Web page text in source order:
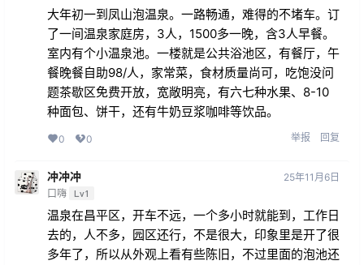
大年初一到凤山泡温泉。一路畅通，难得的不堵车。订
了一间温泉家庭房，3人，1500多一晚，含3人早餐。
室内有个小温泉池。一楼就是公共浴池区，有餐厅，午
餐晚餐自助98/人，家常菜，食材质量尚可，吃饱没问
题茶歇区免费开放，宽敞明亮，有六七种水果、8-10
种面包、饼干，还有牛奶豆浆咖啡等饮品。
0 0 举报 回复
冲冲冲
口嗨 Lv1
25年11月6日
温泉在昌平区，开车不远，一个多小时就能到，工作日
去的，人不多，园区还行，不是很大，印象里是开了很
多年了，所以从外观上看有些陈旧，不过里面的泡池还